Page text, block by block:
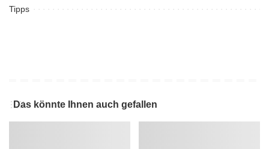
Tipps
Das könnte Ihnen auch gefallen